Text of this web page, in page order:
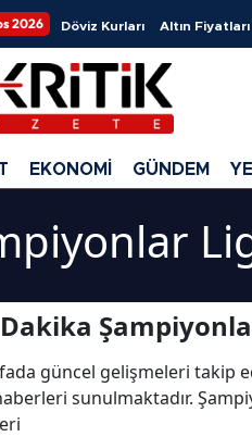
2026 Döviz Kurları Altın Fiyatları
EKONOMİ GÜNDEM
güncel gelişmeleri takip
sunulmaktadır.